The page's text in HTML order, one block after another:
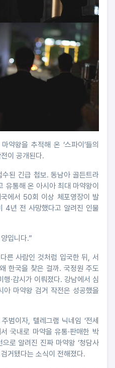
약왕을 추적해 온 ‘스파이’들의
이 공개된다.
된 긴급 첩보. 동남아 골든트라
유통해 온 아시아 최대 마약왕이
에서 50회 이상 체포영장이 발
4년 전 사망했다고 알려진 인물
입니다.”
른 사람인 것처럼 입국한 뒤, 서
한국을 찾은 걸까. 국정원 주도
·감시가 이뤄졌다. 강남에서 심
마약왕 검거 작전은 성공했을
범이자, 텔레그램 닉네임 ‘전세
국내로 마약을 유통·판매한 박
로 알려진 진짜 마약왕 ‘청담사
거됐다는 소식이 전해졌다.